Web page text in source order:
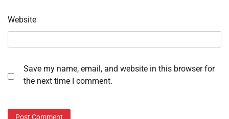
Website
Save my name, email, and website in this browser for
the next time I comment.